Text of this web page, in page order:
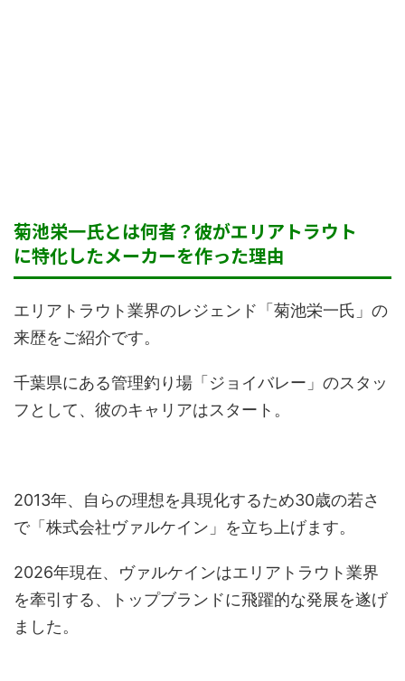
菊池栄一氏とは何者？彼がエリアトラウト
に特化したメーカーを作った理由
エリアトラウト業界のレジェンド「菊池栄一氏」の
来歴をご紹介です。
千葉県にある管理釣り場「ジョイバレー」のスタッ
フとして、彼のキャリアはスタート。
2013年、自らの理想を具現化するため30歳の若さ
で「株式会社ヴァルケイン」を立ち上げます。
2026年現在、ヴァルケインはエリアトラウト業界
を牽引する、トップブランドに飛躍的な発展を遂げ
ました。